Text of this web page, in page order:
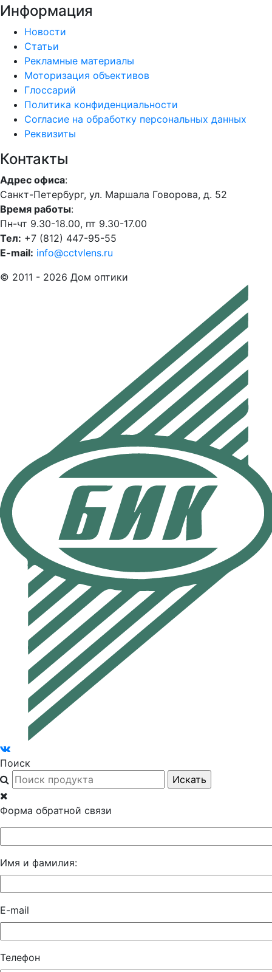
Информация
Новости
Статьи
Рекламные материалы
Моторизация объективов
Глоссарий
Политика конфиденциальности
Согласие на обработку персональных данных
Реквизиты
Контакты
Адрес офиса:
Санкт-Петербург, ул. Маршала Говорова, д. 52
Время работы:
Пн-чт 9.30-18.00, пт 9.30-17.00
Тел: +7 (812) 447-95-55
E-mail: info@cctvlens.ru
© 2011 - 2026 Дом оптики
Поиск
Форма обратной связи
Имя и фамилия:
E-mail
Телефон